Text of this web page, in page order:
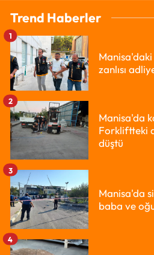
Trend Haberler
zanlısı
1
Manisa'da
Forkliftteki
düştü
2
Manisa'da
baba ve
3
4